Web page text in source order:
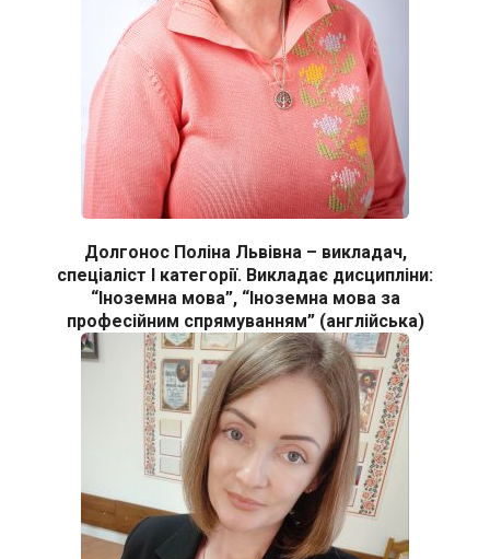
Долгонос Поліна Львівна – викладач,
спеціаліст І категорії. Викладає дисципліни:
“Іноземна мова”, “Іноземна мова за
професійним спрямуванням” (англійська)